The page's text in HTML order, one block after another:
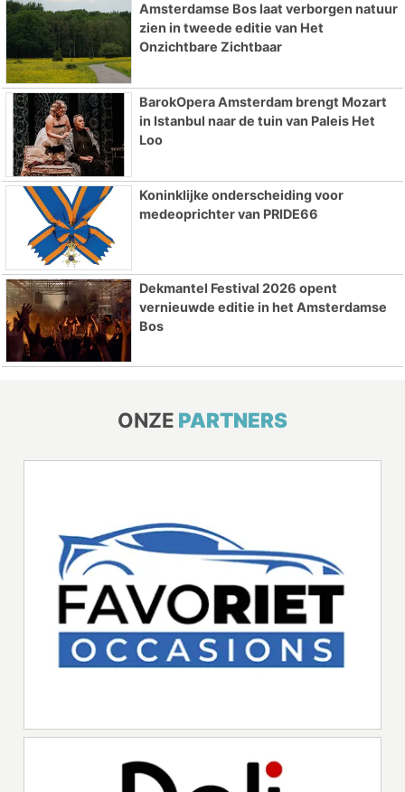
Amsterdamse Bos laat verborgen natuur
zien in tweede editie van Het
Onzichtbare Zichtbaar
BarokOpera Amsterdam brengt Mozart
in Istanbul naar de tuin van Paleis Het
Loo
Koninklijke onderscheiding voor
medeoprichter van PRIDE66
Dekmantel Festival 2026 opent
vernieuwde editie in het Amsterdamse
Bos
ONZE PARTNERS